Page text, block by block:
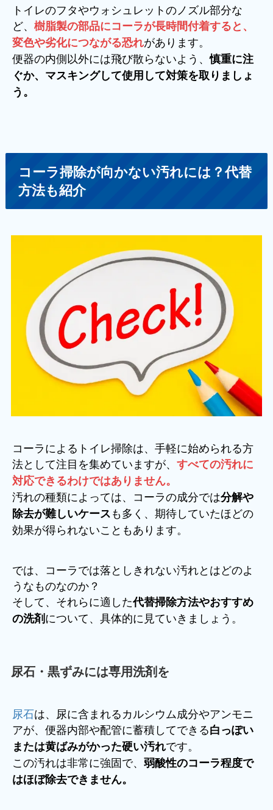
トイレのフタやウォシュレットのノズル部分な
ど、 樹脂製の部品にコーラが長時間付着すると、
変色や劣化につながる恐れがあります。
便器の内側以外には飛び散らないよう、慎重に注
ぐか、マスキングして使用して対策を取りましょ
う。
コーラ掃除が向かない汚れには？代替
方法も紹介
コーラによるトイレ掃除は、手軽に始められる方
法として注目を集めていますが、 すべての汚れに
対応できるわけではありません。
汚れの種類によっては、コーラの成分では分解や
除去が難しいケースも多く、期待していたほどの
効果が得られないこともあります。
では、コーラでは落としきれない汚れとはどのよ
うなものなのか？
そして、それらに適した代替掃除方法やおすすめ
の洗剤について、具体的に見ていきましょう。
尿石・黒ずみには専用洗剤を
尿石は、尿に含まれるカルシウム成分やアンモニ
アが、便器内部や配管に蓄積してできる白っぽい
または黄ばみがかった硬い汚れです。
この汚れは非常に強固で、 弱酸性のコーラ程度で
はほぼ除去できません。